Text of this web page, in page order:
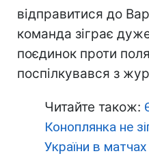
відправитися до
команда зіграє
поєдинок проти
поспілкувався з
Читайте також:
Коноплянка не
України в